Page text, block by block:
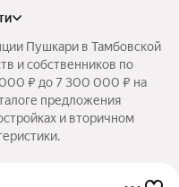
Пушкари в Тамбовской
и собственников по
000 ₽ до 7 300 000 ₽ на
предложения
и вторичном